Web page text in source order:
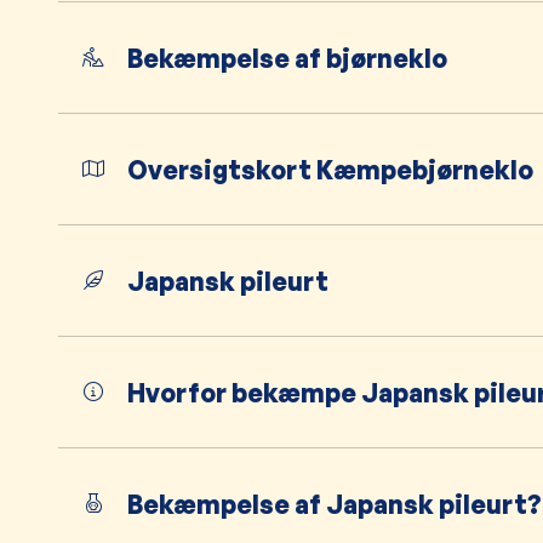
Bekæmpelse af bjørneklo
Oversigtskort Kæmpebjørneklo
Japansk pileurt
Hvorfor bekæmpe Japansk
Bekæmpelse af Japansk pileurt?